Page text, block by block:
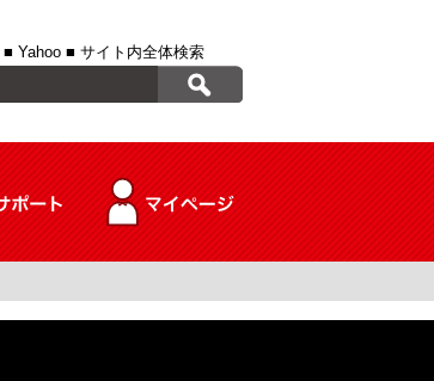
■ Yahoo ■ サイト内全体検索